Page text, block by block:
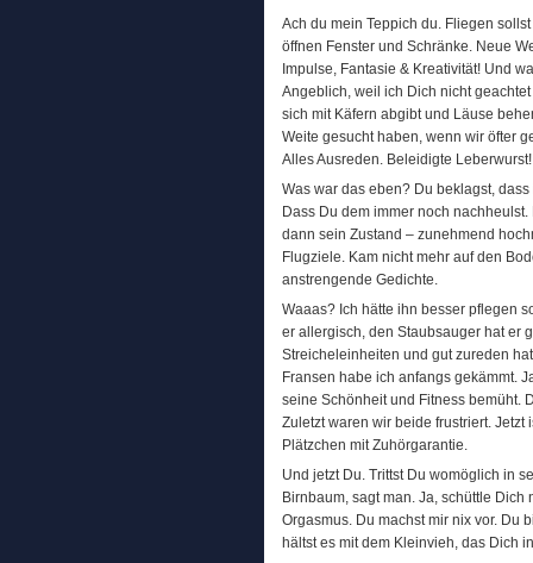
Ach du mein Teppich du. Fliegen
öffnen Fenster und Schränke. Neue
Impulse, Fantasie & Kreativität! Und
Angeblich, weil ich Dich nicht
sich mit Käfern abgibt und Läuse
Weite gesucht haben, wenn wir öfter
Alles Ausreden. Beleidigte Leberwurst!
Was war das eben? Du beklagst,
Dass Du dem immer noch
dann sein Zustand – zunehmend
Flugziele. Kam nicht mehr auf den
anstrengende Gedichte.
Waaas? Ich hätte ihn besser pflegen
er allergisch, den Staubsauger hat er
Streicheleinheiten und gut zureden
Fransen habe ich anfangs gekämmt.
seine Schönheit und Fitness bemüht.
Zuletzt waren wir beide frustriert.
Plätzchen mit Zuhörgarantie.
Und jetzt Du. Trittst Du womöglich in
Birnbaum, sagt man. Ja, schüttle
Orgasmus. Du machst mir nix vor. Du
hältst es mit dem Kleinvieh, das Dich